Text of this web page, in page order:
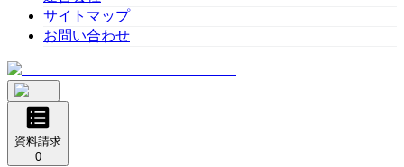
サイトマップ
お問い合わせ
資料請求
0